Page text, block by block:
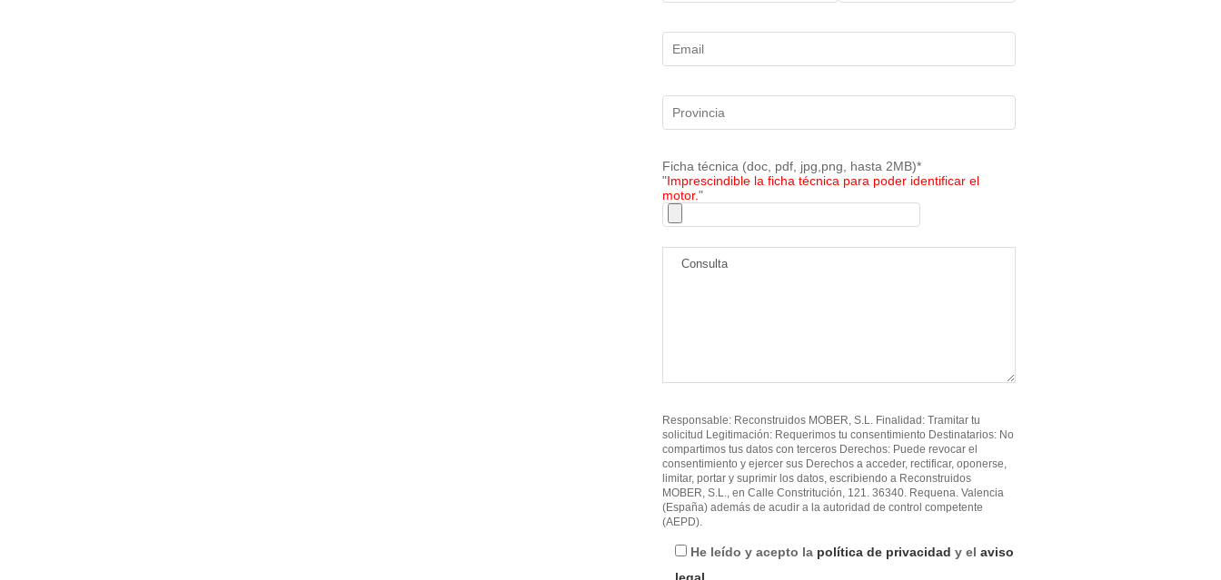
Ficha técnica (doc, pdf, jpg,png, hasta 2MB)*
"Imprescindible la ficha técnica para poder identificar el
motor."
Responsable: Reconstruidos MOBER, S.L. Finalidad: Tramitar tu
solicitud Legitimación: Requerimos tu consentimiento Destinatarios: No
compartimos tus datos con terceros Derechos: Puede revocar el
consentimiento y ejercer sus Derechos a acceder, rectificar, oponerse,
limitar, portar y suprimir los datos, escribiendo a Reconstruidos
MOBER, S.L., en Calle Constritución, 121. 36340. Requena. Valencia
(España) además de acudir a la autoridad de control competente
(AEPD).
He leído y acepto la política de privacidad y el aviso